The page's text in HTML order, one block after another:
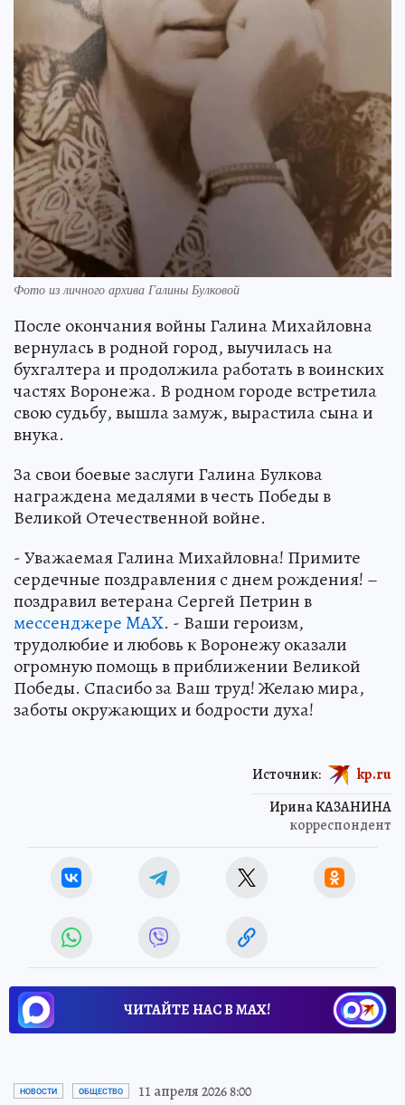
Фото из личного архива Галины Булковой
После окончания войны Галина Михайловна
вернулась в родной город, выучилась на
бухгалтера и продолжила работать в воинских
частях Воронежа. В родном городе встретила
свою судьбу, вышла замуж, вырастила сына и
внука.
За свои боевые заслуги Галина Булкова
награждена медалями в честь Победы в
Великой Отечественной войне.
- Уважаемая Галина Михайловна! Примите
сердечные поздравления с днем рождения! –
поздравил ветерана Сергей Петрин в
мессенджере MAX. - Ваши героизм,
трудолюбие и любовь к Воронежу оказали
огромную помощь в приближении Великой
Победы. Спасибо за Ваш труд! Желаю мира,
заботы окружающих и бодрости духа!
Ирина КАЗАНИНА
корреспондент
Источник: kp.ru
ЧИТАЙТЕ НАС В МАХ!
НОВОСТИ ОБЩЕСТВО 11 апреля 2026 8:00